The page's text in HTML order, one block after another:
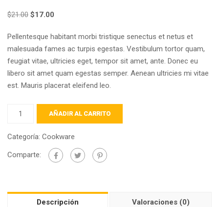
$21.00 El
original
era:
$21.00.
$17.00
actual
es:
$17.00.
Pellentesque habitant morbi tristique senectus et netus et
malesuada fames ac turpis egestas. Vestibulum tortor quam,
feugiat vitae, ultricies eget, tempor sit amet, ante. Donec eu
libero sit amet quam egestas semper. Aenean ultricies mi vitae
est. Mauris placerat eleifend leo.
Cup
break
AÑADIR AL CARRITO
Categoría: Cookware
Comparte:
Descripción Valoraciones (0)